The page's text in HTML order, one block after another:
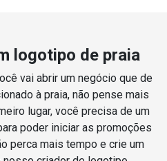
logotipo de praia
vai abrir um negócio que de
à praia, não pense mais
lugar, você precisa de um
poder iniciar as promoções
perca mais tempo e crie um